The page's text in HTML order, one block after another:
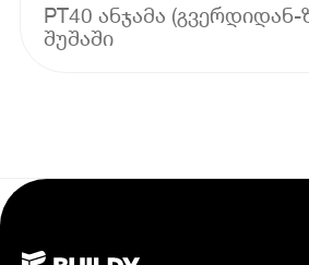
PT40 ანჯამა (გვერდიდან-
შუშაში